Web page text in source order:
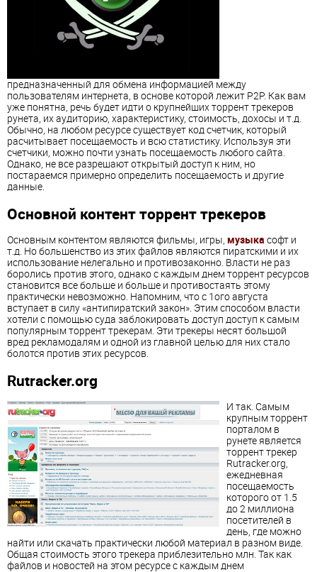
предназначенный для обмена информацией между
пользователям интернета, в основе которой лежит P2P. Как вам
уже понятна, речь будет идти о крупнейших торрент трекеров
рунета, их аудиторию, характеристику, стоимость, дохосы и т.д.
Обычно, на любом ресурсе существует код счетчик, который
расчитывает посещаемость и всю статистику. Используя эти
счетчики, можно почти узнать посещаемость любого сайта.
Однако, не все разрешают открытый доступ к ним, но
постараемся примерно определить посещаемость и другие
данные.
Основной контент торрент трекеров
Основным контентом являются фильмы, игры, музыка софт и
т.д. Но большенство из этих файлов являются пиратскими и их
использование нелегально и противозаконно. Власти не раз
боролись против этого, однако с каждым днем торрент ресурсов
становится все больше и больше и противостаять этому
практически невозможно. Напомним, что с 1ого августа
вступает в силу «антипиратский закон». Этим способом власти
хотели с помощью суда заблокировать доступ доступ к самым
популярным торрент трекерам. Эти трекеры несят большой
вред рекламодалям и одной из главной целью для них стало
болотся против этих ресурсов.
Rutracker.org
И так. Самым
крупным торрент
порталом в
рунете является
торрент трекер
Rutracker.org,
ежедневная
посещаемость
которого от 1.5
до 2 миллиона
посетителей в
день, где можно
найти или скачать практически любой материал в разном виде.
Общая стоимость этого трекера приблезительно млн. Так как
файлов и новостей на этом ресурсе с каждым днем